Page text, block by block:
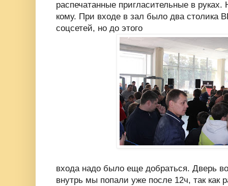
распечатанные пригласительные в
кому. При входе в зал было два столика
соцсетей, но до этого
входа надо было еще добраться. Дверь
внутрь мы попали уже после 12ч, так как